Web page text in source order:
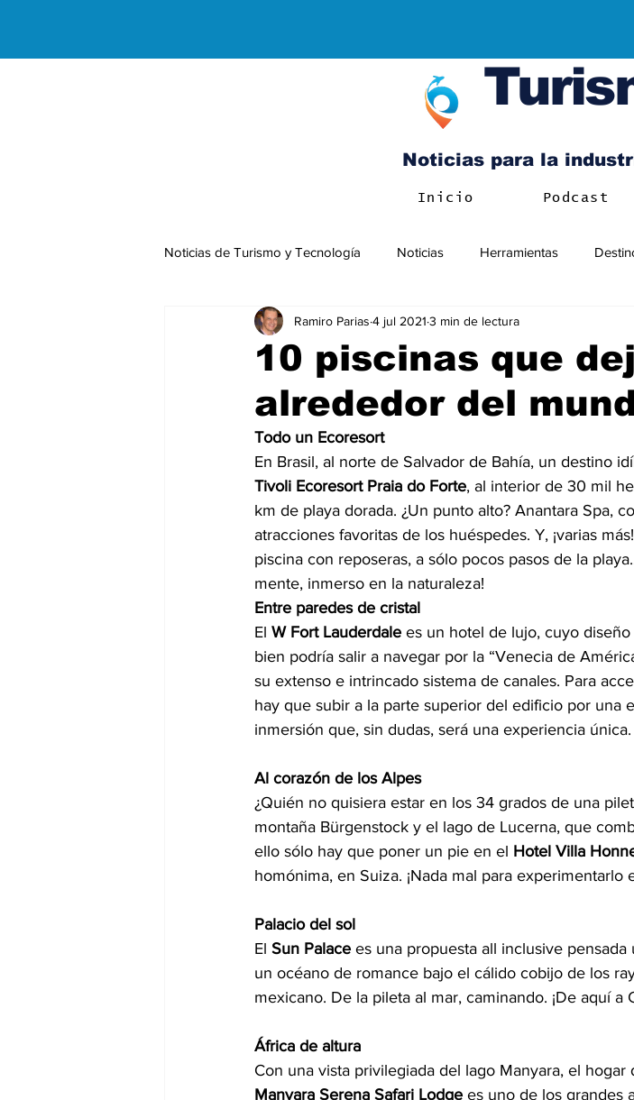
Noticias para la
Inicio Podcast
Noticias de Turismo y Tecnología Noticias Herramientas
Negocios Internacionales
10 piscinas que
alrededor del
Ramiro Parias 4 jul 2021 3 min de lectura
Todo un Ecoresort
En Brasil, al norte de Salvador de Bahía, un destino
Tivoli Ecoresort Praia do Forte, al interior de 30 mil
km de playa dorada. ¿Un punto alto? Anantara Spa,
atracciones favoritas de los huéspedes. Y, ¡varias
piscina con reposeras, a sólo pocos pasos de la
mente, inmerso en la naturaleza!
Entre paredes de cristal
El W Fort Lauderdale es un hotel de lujo, cuyo
bien podría salir a navegar por la “Venecia de
su extenso e intrincado sistema de canales. Para
hay que subir a la parte superior del edificio por una
inmersión que, sin dudas, será una experiencia única.
Al corazón de los Alpes
¿Quién no quisiera estar en los 34 grados de una
montaña Bürgenstock y el lago de Lucerna, que
ello sólo hay que poner un pie en el Hotel Villa
homónima, en Suiza. ¡Nada mal para experimentarlo
Palacio del sol
El Sun Palace es una propuesta all inclusive
un océano de romance bajo el cálido cobijo de los
mexicano. De la pileta al mar, caminando. ¡De aquí a
África de altura
Con una vista privilegiada del lago Manyara, el
Manyara Serena Safari Lodge es uno de los grandes